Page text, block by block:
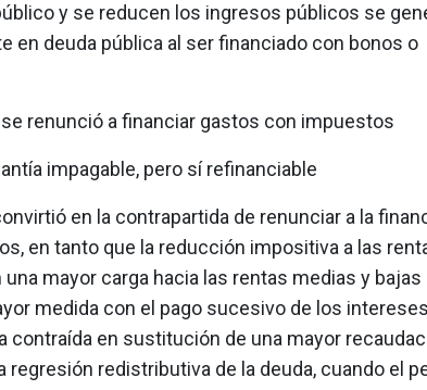
y se reducen los ingresos públicos se
en deuda pública al ser financiado con bonos o
renunció a financiar gastos con impuestos
impagable, pero sí refinanciable
en la contrapartida de renunciar a la
en tanto que la reducción impositiva a las
mayor carga hacia las rentas medias y bajas
medida con el pago sucesivo de los intereses
contraída en sustitución de una mayor
regresión redistributiva de la deuda, cuando el